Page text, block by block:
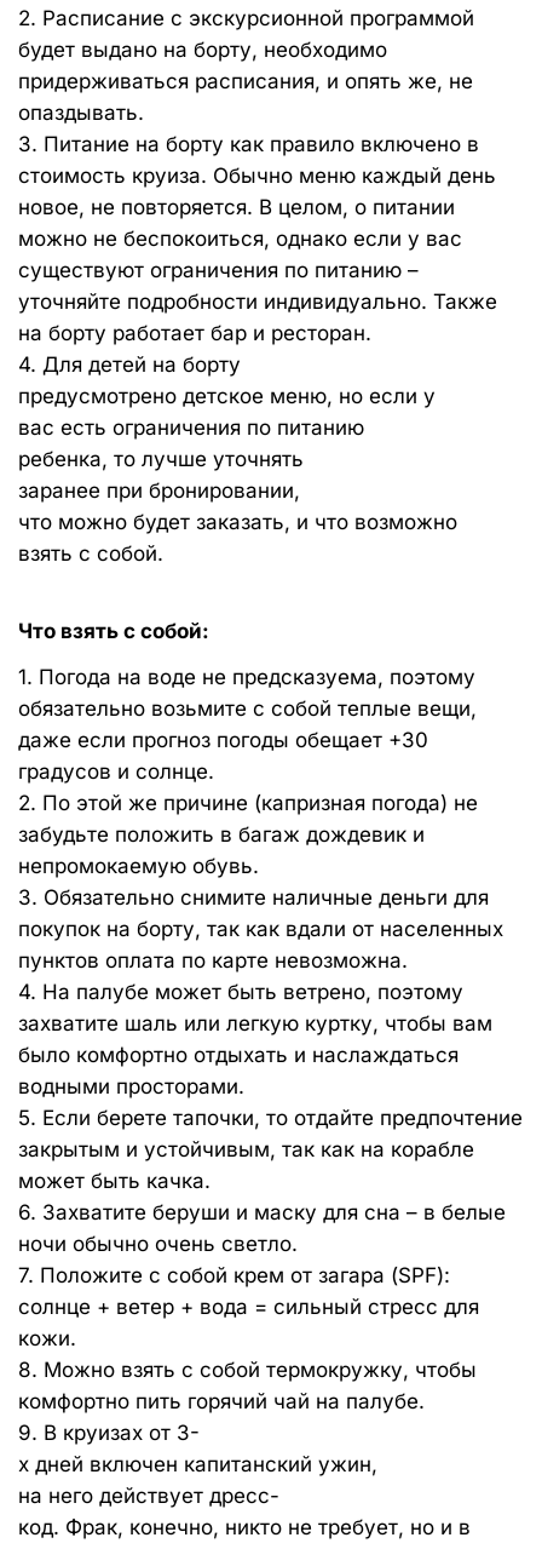
2. Расписание с экскурсионной программой
будет выдано на борту, необходимо
придерживаться расписания, и опять же, не
опаздывать.
3. Питание на борту как правило включено в
стоимость круиза. Обычно меню каждый день
новое, не повторяется. В целом, о питании
можно не беспокоиться, однако если у вас
существуют ограничения по питанию –
уточняйте подробности индивидуально. Также
на борту работает бар и ресторан.
4. Для детей на борту
предусмотрено детское меню, но если у
вас есть ограничения по питанию
ребенка, то лучше уточнять
заранее при бронировании,
что можно будет заказать, и что возможно
взять с собой.
Что взять с собой:
1. Погода на воде не предсказуема, поэтому
обязательно возьмите с собой теплые вещи,
даже если прогноз погоды обещает +30
градусов и солнце.
2. По этой же причине (капризная погода) не
забудьте положить в багаж дождевик и
непромокаемую обувь.
3. Обязательно снимите наличные деньги для
покупок на борту, так как вдали от населенных
пунктов оплата по карте невозможна.
4. На палубе может быть ветрено, поэтому
захватите шаль или легкую куртку, чтобы вам
было комфортно отдыхать и наслаждаться
водными просторами.
5. Если берете тапочки, то отдайте предпочтение
закрытым и устойчивым, так как на корабле
может быть качка.
6. Захватите беруши и маску для сна – в белые
ночи обычно очень светло.
7. Положите с собой крем от загара (SPF):
солнце + ветер + вода = сильный стресс для
кожи.
8. Можно взять с собой термокружку, чтобы
комфортно пить горячий чай на палубе.
9. В круизах от 3-
х дней включен капитанский ужин,
на него действует дресс-
код. Фрак, конечно, никто не требует, но и в